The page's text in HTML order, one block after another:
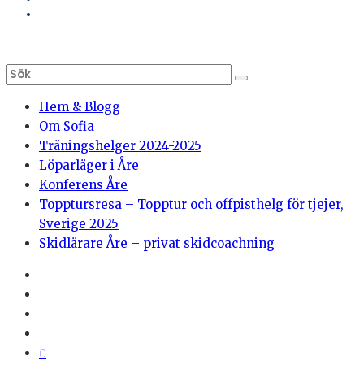
Hem & Blogg
Om Sofia
Träningshelger 2024-2025
Löparläger i Åre
Konferens Åre
Topptursresa – Topptur och offpisthelg för tjejer,
Sverige 2025
Skidlärare Åre – privat skidcoachning
0